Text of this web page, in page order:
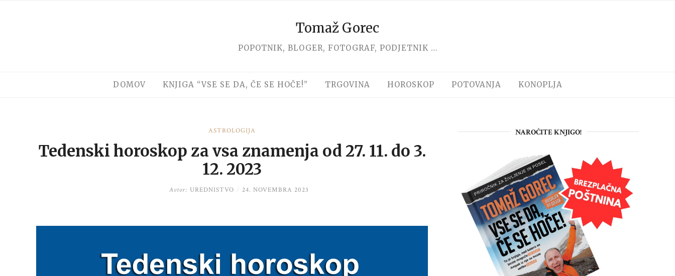
Tomaž Gorec
POPOTNIK, BLOGER, FOTOGRAF, PODJETNIK …
DOMOV KNJIGA “VSE SE DA, ČE SE HOČE!” TRGOVINA HOROSKOP POTOVANJA KONOPLJA
ASTROLOGIJA
Tedenski horoskop za vsa znamenja od 27. 11. do 3.
12. 2023
Avtor: UREDNISTVO / 24. NOVEMBRA 2023
NAROČITE KNJIGO!